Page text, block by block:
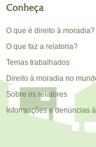
Conheça
O que é direito à moradia?
O que faz a relatoria?
Temas trabalhados
Direito à moradia no
Sobre os relatores
Informações e denúncias